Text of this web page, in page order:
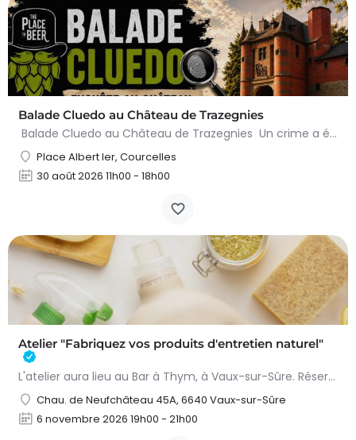
Balade Cluedo au Château de Trazegnies
Balade Cluedo au Château de Trazegnies Un crime a été commis au Château de Trazegnies… À vous de résoudre…
Place Albert Ier, Courcelles
30 août 2026 11h00 - 18h00
Atelier "Fabriquez vos produits d'entretien naturel"
L'atelier aura lieu au Bar à Thym, à Vaux-sur-Sûre. Réservation :
Chau. de Neufchâteau 45A, 6640 Vaux-sur-Sûre
6 novembre 2026 19h00 - 21h00